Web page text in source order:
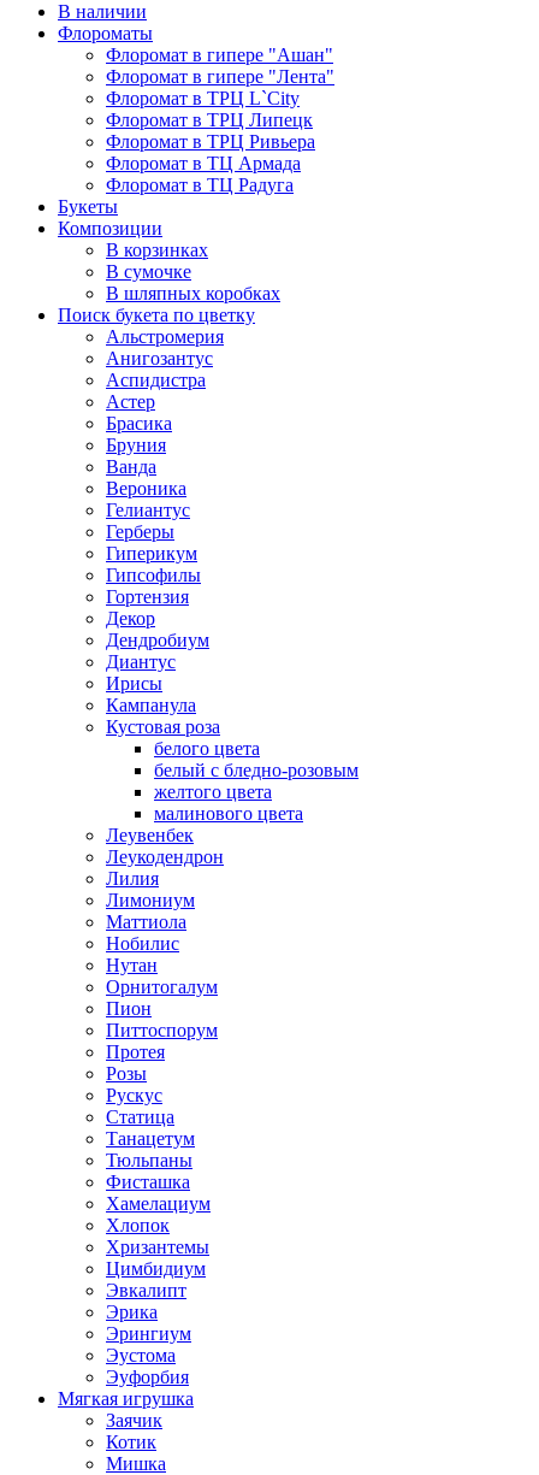
В наличии
Флороматы
Флоромат в гипере "Ашан"
Флоромат в гипере "Лента"
Флоромат в ТРЦ L`City
Флоромат в ТРЦ Липецк
Флоромат в ТРЦ Ривьера
Флоромат в ТЦ Армада
Флоромат в ТЦ Радуга
Букеты
Композиции
В корзинках
В сумочке
В шляпных коробках
Поиск букета по цветку
Альстромерия
Анигозантус
Аспидистра
Астер
Брасика
Бруния
Ванда
Вероника
Гелиантус
Герберы
Гиперикум
Гипсофилы
Гортензия
Декор
Дендробиум
Диантус
Ирисы
Кампанула
Кустовая роза
белого цвета
белый с бледно-розовым
желтого цвета
малинового цвета
Леувенбек
Леукодендрон
Лилия
Лимониум
Маттиола
Нобилис
Нутан
Орнитогалум
Пион
Питтоспорум
Протея
Розы
Рускус
Статица
Танацетум
Тюльпаны
Фисташка
Хамелациум
Хлопок
Хризантемы
Цимбидиум
Эвкалипт
Эрика
Эрингиум
Эустома
Эуфорбия
Мягкая игрушка
Заячик
Котик
Мишка